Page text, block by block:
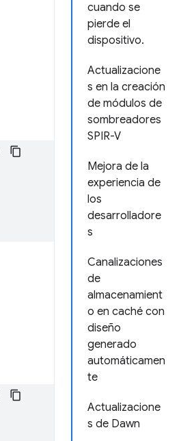
cuando se
pierde el
dispositivo.
Actualizacione
s en la creación
de módulos de
sombreadores
SPIR-V
Mejora de la
experiencia de
los
desarrolladore
s
Canalizaciones
de
almacenamient
o en caché con
diseño
generado
automáticamen
te
Actualizacione
s de Dawn